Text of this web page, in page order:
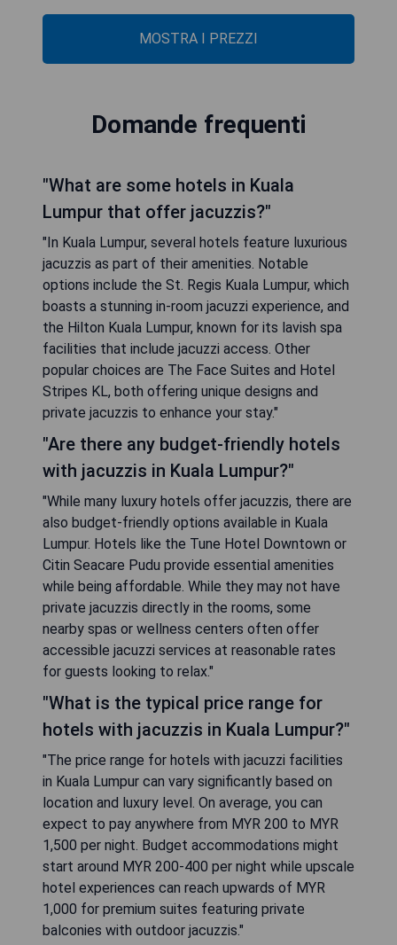
MOSTRA I PREZZI
Domande frequenti
"What are some hotels in Kuala
Lumpur that offer jacuzzis?"
"In Kuala Lumpur, several hotels feature luxurious
jacuzzis as part of their amenities. Notable
options include the St. Regis Kuala Lumpur, which
boasts a stunning in-room jacuzzi experience, and
the Hilton Kuala Lumpur, known for its lavish spa
facilities that include jacuzzi access. Other
popular choices are The Face Suites and Hotel
Stripes KL, both offering unique designs and
private jacuzzis to enhance your stay."
"Are there any budget-friendly hotels
with jacuzzis in Kuala Lumpur?"
"While many luxury hotels offer jacuzzis, there are
also budget-friendly options available in Kuala
Lumpur. Hotels like the Tune Hotel Downtown or
Citin Seacare Pudu provide essential amenities
while being affordable. While they may not have
private jacuzzis directly in the rooms, some
nearby spas or wellness centers often offer
accessible jacuzzi services at reasonable rates
for guests looking to relax."
"What is the typical price range for
hotels with jacuzzis in Kuala Lumpur?"
"The price range for hotels with jacuzzi facilities
in Kuala Lumpur can vary significantly based on
location and luxury level. On average, you can
expect to pay anywhere from MYR 200 to MYR
1,500 per night. Budget accommodations might
start around MYR 200-400 per night while upscale
hotel experiences can reach upwards of MYR
1,000 for premium suites featuring private
balconies with outdoor jacuzzis."